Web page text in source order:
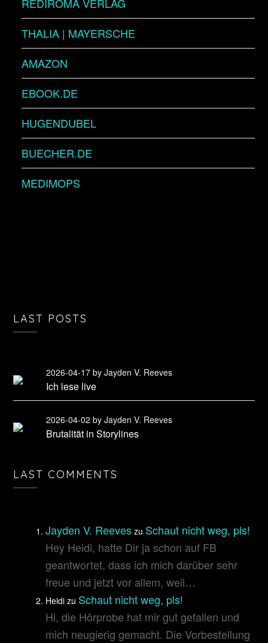
REDIROMA VERLAG
THALIA | MAYERSCHE
AMAZON
EBOOK.DE
HUGENDUBEL
BUECHER.DE
MEDIMOPS
LAST POSTS
2026-04-17by Jayden V. Reeves
Ich lese live
2026-04-02by Jayden V. Reeves
Brutalität in Storylines
LAST COMMENTS
Jayden V. Reeves zu Schaut nicht weg, pls!
Hey Heidi, hatte Dir ja schon auf FB
geantwortet, dass ich mich darüber sehr
freue und jetzt vor allem, weil…
Heidi zu Schaut nicht weg, pls!
Hi, die Hörprobe hat mir gut gefallen und
mich neugierig gemacht. Die Vorbestellung